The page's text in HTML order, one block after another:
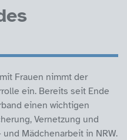
Frauen nimmt der
ein. Bereits seit Ende
einen wichtigen
Vernetzung und
Mädchenarbeit in NRW.